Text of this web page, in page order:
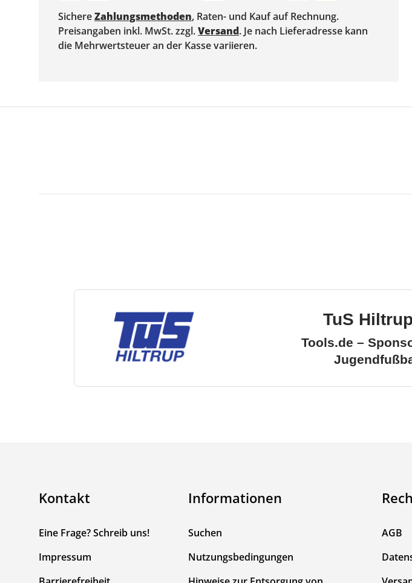
SichereZahlungsmethoden, Raten- und Kauf auf Rechnung.
Preisangaben inkl. MwSt. zzgl.Versand. Je nach Lieferadresse kann
die Mehrwertsteuer an der Kasse variieren.
TuS
Tools.de –
Kontakt
Eine Frage? Schreib uns!
Impressum
Informationen
Suchen
Nutzungsbedingungen
AGB